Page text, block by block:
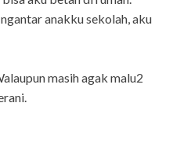
anakku sekolah, aku
masih agak malu2